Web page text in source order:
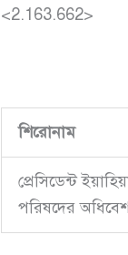
<2.163.662>
শিরোনাম
প্রেসিডেন্ট
পরিষদের